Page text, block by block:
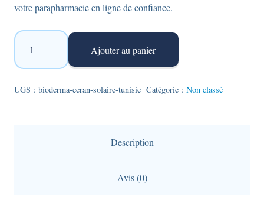
votre parapharmacie en ligne de confiance.
quantité
Bioderma
-écran
Ajouter au panier
UGS : bioderma-ecran-solaire-tunisie Catégorie : Non classé
Description
Avis (0)